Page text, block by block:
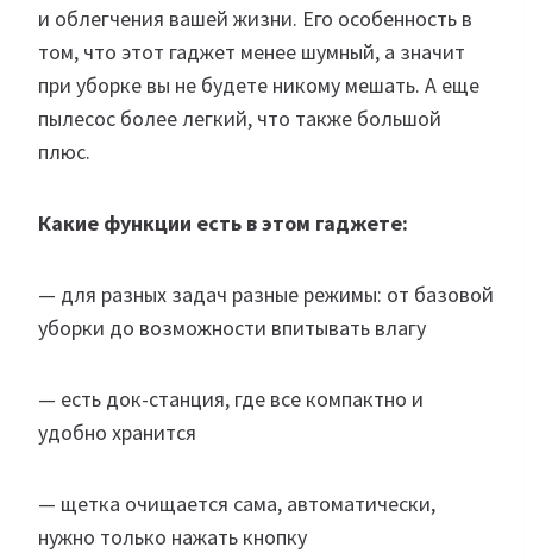
и облегчения вашей жизни. Его особенность в
том, что этот гаджет менее шумный, а значит
при уборке вы не будете никому мешать. А еще
пылесос более легкий, что также большой
плюс.
Какие функции есть в этом гаджете:
— для разных задач разные режимы: от базовой
уборки до возможности впитывать влагу
— есть док-станция, где все компактно и
удобно хранится
— щетка очищается сама, автоматически,
нужно только нажать кнопку